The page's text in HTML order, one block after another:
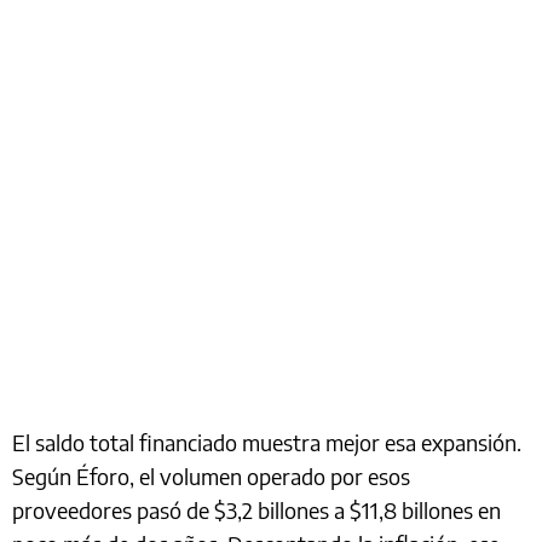
El saldo total financiado muestra mejor esa expansión.
Según Éforo, el volumen operado por esos
proveedores pasó de $3,2 billones a $11,8 billones en